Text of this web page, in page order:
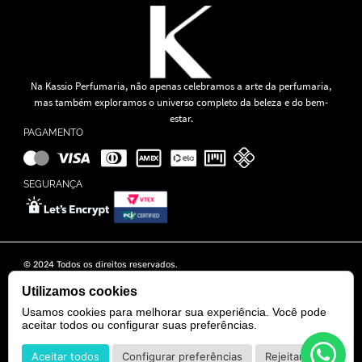
Na Kassio Perfumaria, não apenas celebramos a arte da perfumaria,
mas também exploramos o universo completo da beleza e do bem-
estar.
PAGAMENTO
SEGURANÇA
© 2024 Todos os direitos reservados.
Rua Tapajós n° 481- Edifício B&B Business - 7° Andar - Vila Brasília -
POWERED BY DEVELOPED BY
Utilizamos cookies
Usamos cookies para melhorar sua experiência. Você pode
aceitar todos ou configurar suas preferências.
Aceitar todos Configurar preferências Rejeitar